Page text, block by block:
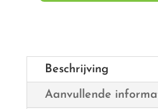
Beschrijving
Aanvullende